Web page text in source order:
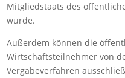
Mitgliedstaats des
wurde.
Außerdem können die
Wirtschaftsteilnehmer von
Vergabeverfahren